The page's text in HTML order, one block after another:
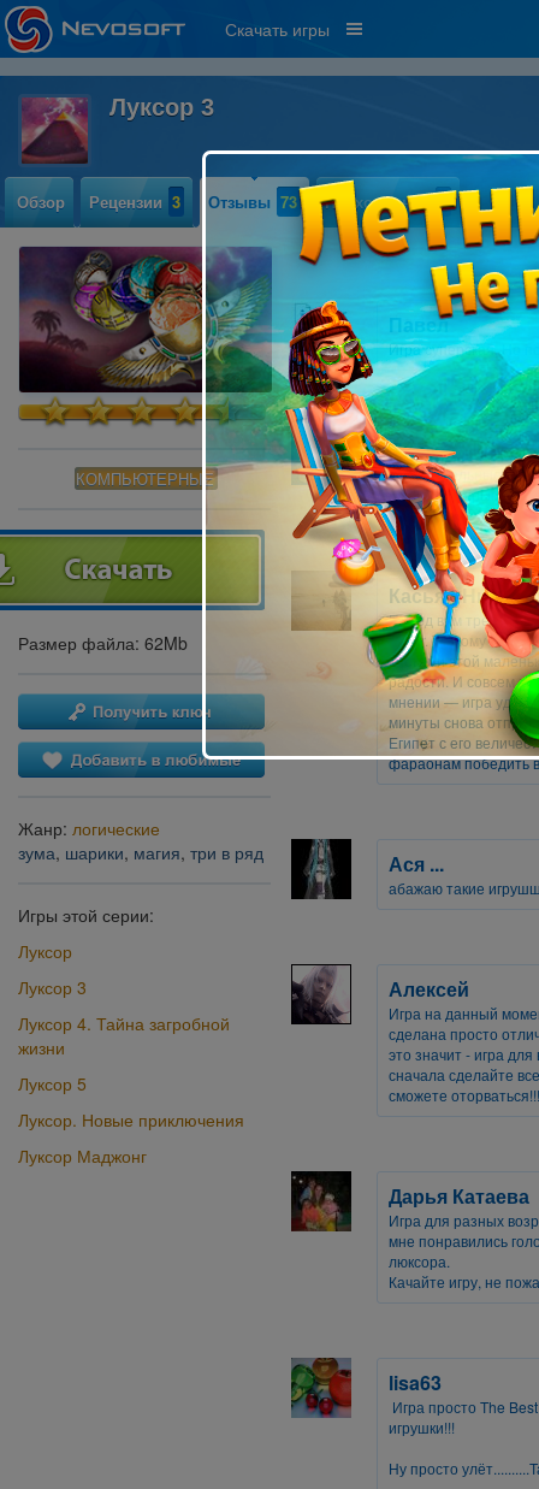
Скачать игры
Луксор 3
Обзор Рецензии 3 Отзывы 73 Прохождение 7
КОМПЬЮТЕРНЫЕ
Размер файла: 62Mb
Жанр: логические
зума, шарики, магия, три в ряд
Игры этой серии:
Луксор
Луксор 3
Луксор 4. Тайна загробной
жизни
Луксор 5
Луксор. Новые приключения
Луксор Маджонг
Павел
Игра суперская. Но
Яна
Как и остальные
являетесь ярым
Касьян Ничей
Перед вам третья
Luxor. Те, кому
частями этой
радости. И совсем
мнении — игра
минуты снова
Египет с его
фараонам победить
Ася ...
абажаю такие
Алексей
Игра на данный
сделана просто
это значит - игра
сначала сделайте
сможете
Дарья Катаева
Игра для разных
мне понравились
люксора.
Качайте игру, не
lisa63
Игра просто The
игрушки!!!
Ну просто